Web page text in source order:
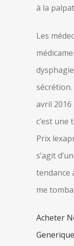
à la
Les
sécrétion.
avril
c’est une
Prix
s’agit
tendance
me
Acheter